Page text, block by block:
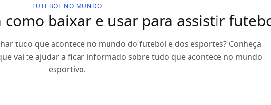
FUTEBOL NO MUNDO
como baixar e usar para assistir
tudo que acontece no mundo do futebol e dos esportes? Conheça
vai te ajudar a ficar informado sobre tudo que acontece no mundo
esportivo.